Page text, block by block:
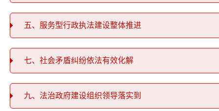
五、服务型行政执法建设整体推进
七、社会矛盾纠纷依法有效化解
九、法治政府建设组织领导落实到